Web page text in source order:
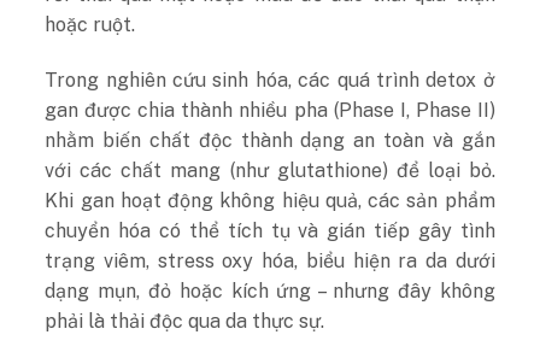
hoặc ruột.
Trong nghiên cứu sinh hóa, các quá trình detox ở
gan được chia thành nhiều pha (Phase I, Phase II)
nhằm biến chất độc thành dạng an toàn và gắn
với các chất mang (như glutathione) để loại bỏ.
Khi gan hoạt động không hiệu quả, các sản phẩm
chuyển hóa có thể tích tụ và gián tiếp gây tình
trạng viêm, stress oxy hóa, biểu hiện ra da dưới
dạng mụn, đỏ hoặc kích ứng – nhưng đây không
phải là thải độc qua da thực sự.